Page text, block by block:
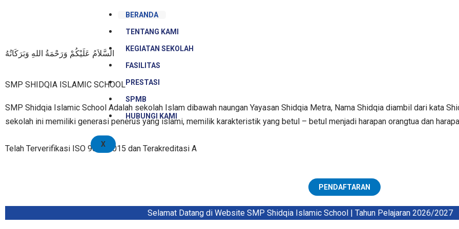
BERANDA
TENTANG KAMI
KEGIATAN SEKOLAH
FASILITAS
PRESTASI
SPMB
HUBUNGI KAMI
X
السَّلاَمُ عَلَيْكُمْ وَرَحْمَةُ اللهِ وَبَرَكَاتُهُ
SMP SHIDQIA ISLAMIC SCHOOL
SMP Shidqia Islamic School Adalah sekolah Islam dibawah naungan Yayasan Shidqia Metra, Nama Shidqia diambil dari kata
sekolah ini memiliki generasi penerus yang islami, memilik karakteristik yang betul – betul menjadi harapan orangtua dan
Telah Terverifikasi ISO 9001:2015 dan Terakreditasi A
PENDAFTARAN
Selamat Datang di Website SMP Shidqia Islamic School | Tahun Pelajaran 2026/2027